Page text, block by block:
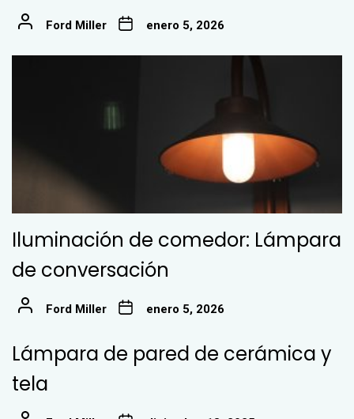
Ford Miller enero 5, 2026
Iluminación de comedor: Lámpara
de conversación
Ford Miller enero 5, 2026
Lámpara de pared de cerámica y
tela